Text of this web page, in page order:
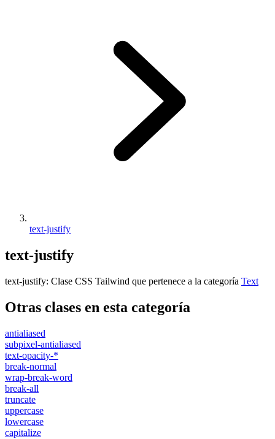
text-justify
text-justify
text-justify: Clase CSS Tailwind que pertenece a la categoría Text
Otras clases en esta categoría
antialiased
subpixel-antialiased
text-opacity-*
break-normal
wrap-break-word
break-all
truncate
uppercase
lowercase
capitalize